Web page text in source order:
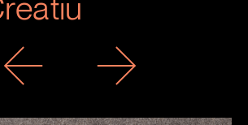
Next